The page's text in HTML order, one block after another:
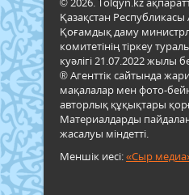
Қазақстан
Қоғамдық даму
комитетінің тіркеу
куәлігі 21.07.2022 жылы
® Агенттік сайтында
мақалалар мен фото-
авторлық құқықтары
Материалдарды
жасалуы міндетті.
Меншік иесі:«Сыр